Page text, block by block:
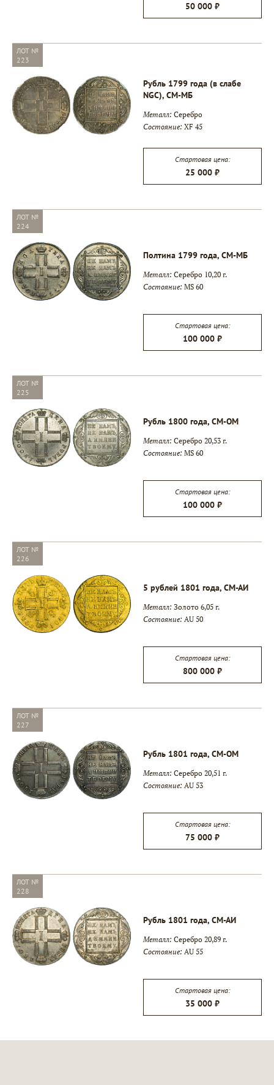
50 000 ₽
ЛОТ №
223
Рубль 1799 года (в слабе
NGC), СМ-МБ
Металл: Серебро
Состояние: XF 45
Стартовая цена:
25 000 ₽
ЛОТ №
224
Полтина 1799 года, СМ-МБ
Металл: Серебро 10,20 г.
Состояние: MS 60
Стартовая цена:
100 000 ₽
ЛОТ №
225
Рубль 1800 года, СМ-ОМ
Металл: Серебро 20,53 г.
Состояние: MS 60
Стартовая цена:
100 000 ₽
ЛОТ №
226
5 рублей 1801 года, СМ-АИ
Металл: Золото 6,05 г.
Состояние: AU 50
Стартовая цена:
800 000 ₽
ЛОТ №
227
Рубль 1801 года, СМ-ОМ
Металл: Серебро 20,51 г.
Состояние: AU 53
Стартовая цена:
75 000 ₽
ЛОТ №
228
Рубль 1801 года, СМ-АИ
Металл: Серебро 20,89 г.
Состояние: AU 55
Стартовая цена:
35 000 ₽